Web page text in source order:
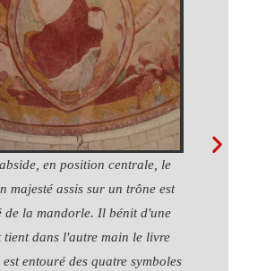
en position centrale, le
majesté assis sur un trône est
de la mandorle. Il bénit d'une
tient dans l'autre main le livre
entouré des quatre symboles